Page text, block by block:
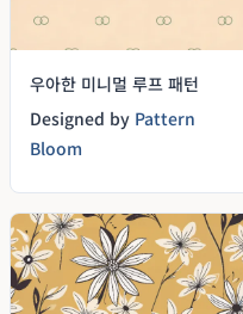
우아한 미니멀 루프 패턴
Designed by Pattern
Bloom